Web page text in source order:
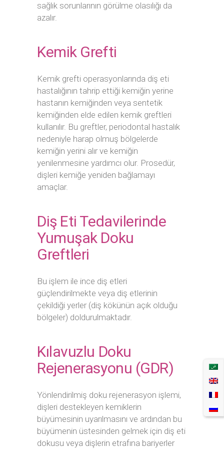
sağlık sorunlarının görülme olasılığı da
azalır.
Kemik Grefti
Kemik grefti operasyonlarında diş eti
hastalığının tahrip ettiği kemiğin yerine
hastanın kemiğinden veya sentetik
kemiğinden elde edilen kemik greftleri
kullanılır. Bu greftler, periodontal hastalık
nedeniyle harap olmuş bölgelerde
kemiğin yerini alır ve kemiğin
yenilenmesine yardımcı olur. Prosedür,
dişleri kemiğe yeniden bağlamayı
amaçlar.
Diş Eti Tedavilerinde
Yumuşak Doku
Greftleri
Bu işlem ile ince diş etleri
güçlendirilmekte veya diş etlerinin
çekildiği yerler (diş kökünün açık olduğu
bölgeler) doldurulmaktadır.
Kılavuzlu Doku
Rejenerasyonu (GDR)
Yönlendirilmiş doku rejenerasyon işlemi,
dişleri destekleyen kemiklerin
büyümesinin uyarılmasını ve ardından bu
büyümenin üstesinden gelmek için diş eti
dokusu veya dişlerin etrafına bariyerler